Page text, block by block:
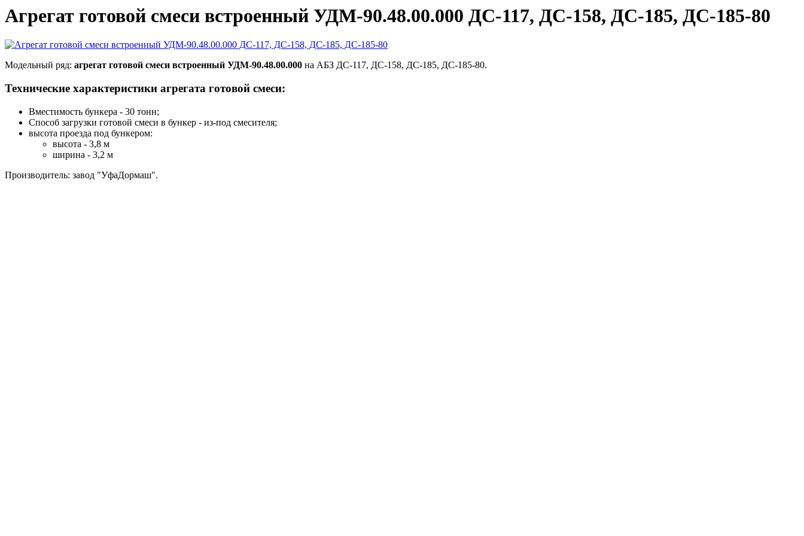
Агрегат готовой смеси встроенный УДМ-90.48.00.000 ДС-117, ДС-158, ДС-185, ДС-185-80
Модельный ряд: агрегат готовой смеси встроенный УДМ-90.48.00.000 на АБЗ ДС-117, ДС-158, ДС-185, ДС-185-80.
Технические характеристики агрегата готовой смеси:
Вместимость бункера - 30 тонн;
Способ загрузки готовой смеси в бункер - из-под смесителя;
высота проезда под бункером:
высота - 3,8 м
ширина - 3,2 м
Производитель: завод "УфаДормаш".